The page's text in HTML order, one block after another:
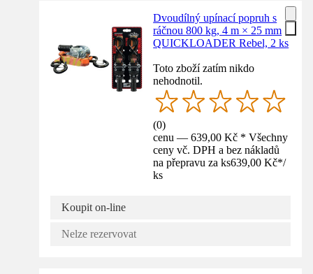
Dvoudílný upínací popruh s
ráčnou 800 kg, 4 m × 25 mm
QUICKLOADER Rebel, 2 ks
Toto zboží zatím nikdo
nehodnotil.
(0)
cenu — 639,00 Kč * Všechny
ceny vč. DPH a bez nákladů
na přepravu za ks639,00 Kč*/
ks
Koupit on-line
Nelze rezervovat